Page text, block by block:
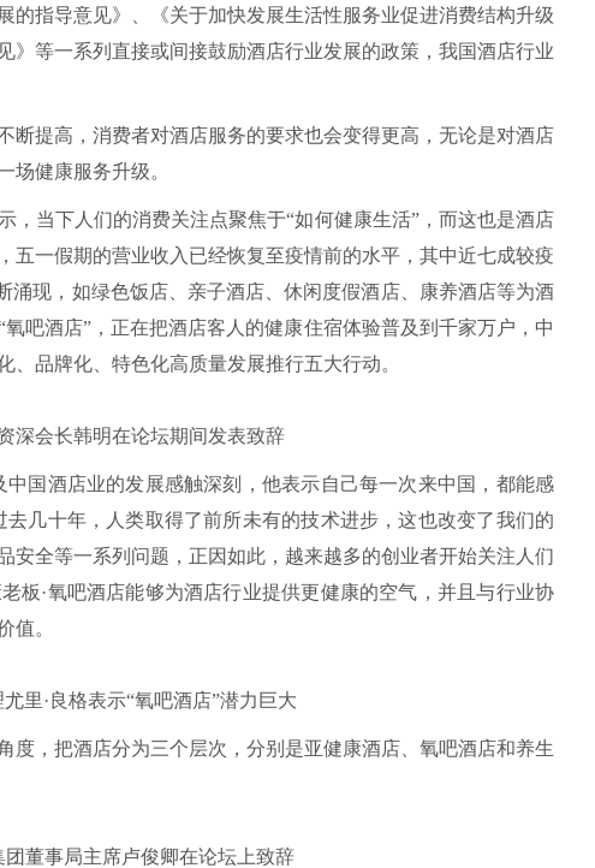
指导意见》、《关于加快发展生活性服务业促进消费结构升级
》等一系列直接或间接鼓励酒店行业发展的政策，我国酒店行业
提高，消费者对酒店服务的要求也会变得更高，无论是对酒店
场健康服务升级。
当下人们的消费关注点聚焦于“如何健康生活”，而这也是酒店
五一假期的营业收入已经恢复至疫情前的水平，其中近七成较疫
涌现，如绿色饭店、亲子酒店、休闲度假酒店、康养酒店等为酒
吧酒店”，正在把酒店客人的健康住宿体验普及到千家万户，中
品牌化、特色化高质量发展推行五大行动。
会长韩明在论坛期间发表致辞
国酒店业的发展感触深刻，他表示自己每一次来中国，都能感
几十年，人类取得了前所未有的技术进步，这也改变了我们的
安全等一系列问题，正因如此，越来越多的创业者开始关注人们
板·氧吧酒店能够为酒店行业提供更健康的空气，并且与行业协
值。
·良格表示“氧吧酒店”潜力巨大
，把酒店分为三个层次，分别是亚健康酒店、氧吧酒店和养生
董事局主席卢俊卿在论坛上致辞